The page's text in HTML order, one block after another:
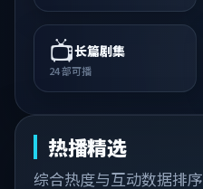
📺长篇剧集
24部可播
热播精选
综合热度与互动数据排序